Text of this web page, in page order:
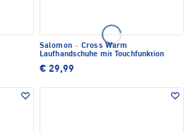
Salomon · Cross Warm
Laufhandschuhe mit Touchfunktion
€ 29,99